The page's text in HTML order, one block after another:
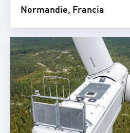
Normandie, Francia